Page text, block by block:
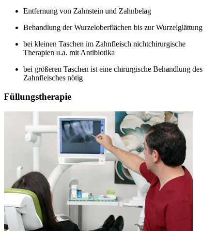
Entfernung von Zahnstein und Zahnbelag
Behandlung der Wurzeloberflächen bis zur Wurzelglättung
bei kleinen Taschen im Zahnfleisch nichtchirurgische
Therapien u.a. mit Antibiotika
bei größeren Taschen ist eine chirurgische Behandlung des
Zahnfleisches nötig
Füllungstherapie